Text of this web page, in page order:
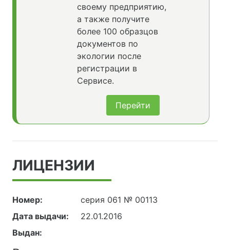
своему предприятию,
а также получите
более 100 образцов
документов по
экологии после
регистрации в
Сервисе.
Перейти
ЛИЦЕНЗИИ
Номер:
серия 061 № 00113
Дата выдачи:
22.01.2016
Выдан: